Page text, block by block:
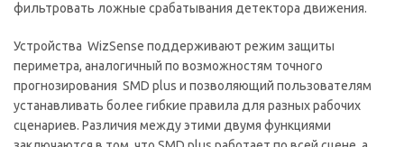
фильтровать ложные срабатывания детектора движения.
Устройства WizSense поддерживают режим защиты
периметра, аналогичный по возможностям точного
прогнозирования SMD plus и позволяющий пользователям
устанавливать более гибкие правила для разных рабочих
сценариев. Различия между этими двумя функциями